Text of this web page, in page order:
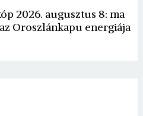
2026. augusztus 8: ma
Oroszlánkapu energiája